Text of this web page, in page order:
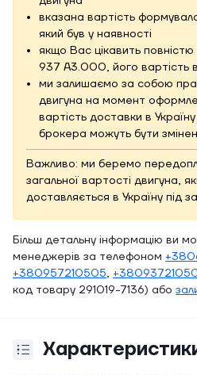
вказана вартість
який був у наявності
якщо Вас цікавить
937 A3.000, його вартість
ми залишаємо за собою
двигуна на момент
вартість доставки в
брокера можуть бути
Важливо: ми беремо
загальної вартості двигуна,
доставляється в Україну під
Більш детальну інформацію ви
менеджерів за телефоном
+380957210505,
код товару 291019-7136) або